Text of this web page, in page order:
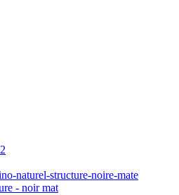
naturel-structure-noire-mate
- noir mat